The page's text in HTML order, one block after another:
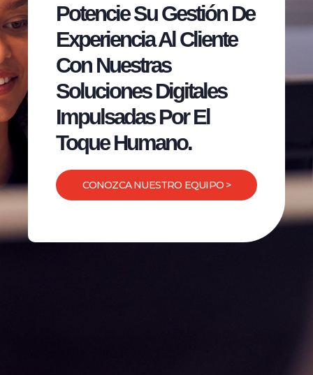
Potencie Su Gestión De
Experiencia Al Cliente
Con Nuestras
Soluciones Digitales
Impulsadas Por El
Toque Humano.
CONOZCA NUESTRO EQUIPO >